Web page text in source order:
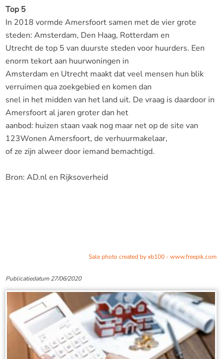
Top 5
In 2018 vormde Amersfoort samen met de vier grote
steden: Amsterdam, Den Haag, Rotterdam en
Utrecht de top 5 van duurste steden voor huurders. Een
enorm tekort aan huurwoningen in
Amsterdam en Utrecht maakt dat veel mensen hun blik
verruimen qua zoekgebied en komen dan
snel in het midden van het land uit. De vraag is daardoor in
Amersfoort al jaren groter dan het
aanbod: huizen staan vaak nog maar net op de site van
123Wonen Amersfoort, de verhuurmakelaar,
of ze zijn alweer door iemand bemachtigd.
Bron: AD.nl en Rijksoverheid
Sale photo created by xb100 - www.freepik.com
Publicatiedatum 27/06/2020